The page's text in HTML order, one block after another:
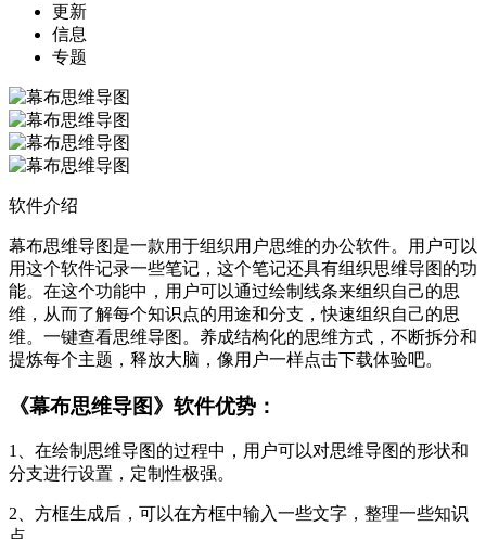
更新
信息
专题
软件介绍
幕布思维导图是一款用于组织用户思维的办公软件。用户可以
用这个软件记录一些笔记，这个笔记还具有组织思维导图的功
能。在这个功能中，用户可以通过绘制线条来组织自己的思
维，从而了解每个知识点的用途和分支，快速组织自己的思
维。一键查看思维导图。养成结构化的思维方式，不断拆分和
提炼每个主题，释放大脑，像用户一样点击下载体验吧。
《幕布思维导图》软件优势：
1、在绘制思维导图的过程中，用户可以对思维导图的形状和
分支进行设置，定制性极强。
2、方框生成后，可以在方框中输入一些文字，整理一些知识